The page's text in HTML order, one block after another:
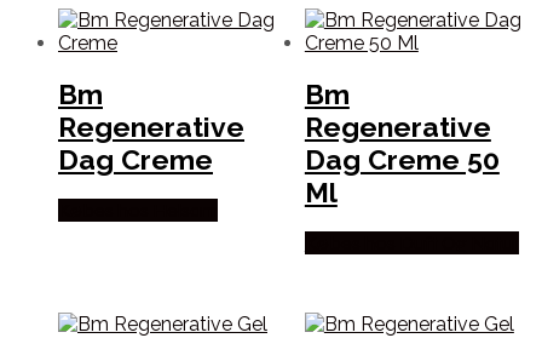
Bm
Regenerative
Dag Creme
Bm
Regenerative
Dag Creme 50
Ml